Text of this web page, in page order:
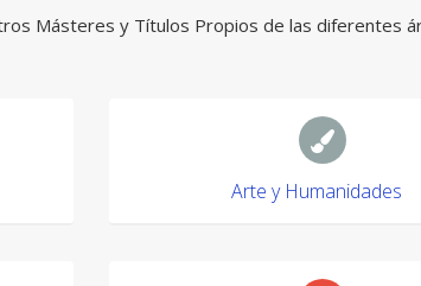
Másteres y Títulos Propios de las diferentes
Arte y Humanidades